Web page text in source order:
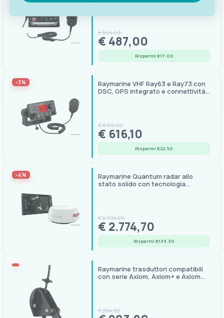
€ 504,00
€ 487,00
Risparmi €17.00
-3%
Raymarine VHF Ray63 e Ray73 con
DSC, GPS integrato e connettività
€ 639,00
€ 616,10
Risparmi €22.90
-4%
Raymarine Quantum radar allo
stato solido con tecnologia
€ 2.914,00
€ 2.774,70
Risparmi €139.30
Raymarine trasduttori compatibili
con serie Axiom, Axiom+ e Axiom
€ 204,50